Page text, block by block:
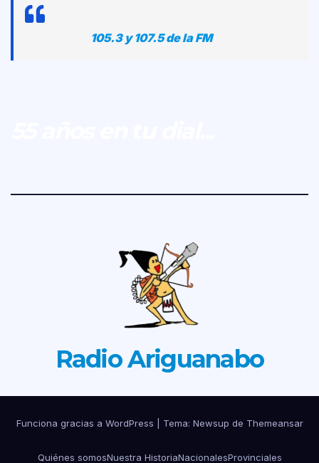
105.3 y 107.5 de la FM
Radio Ariguanabo
Funciona gracias a WordPress Tema: Newsup de Themeansar
Quiénes somosNuestra HistoriaNacionalesProvinciales